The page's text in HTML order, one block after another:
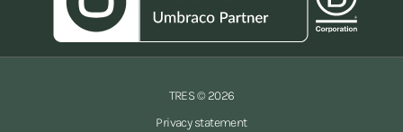
TRES © 2026
Privacy statement